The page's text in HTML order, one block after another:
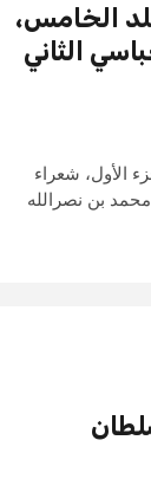
الخامس،
الثاني
الأول، شعراء
بن نصرالله